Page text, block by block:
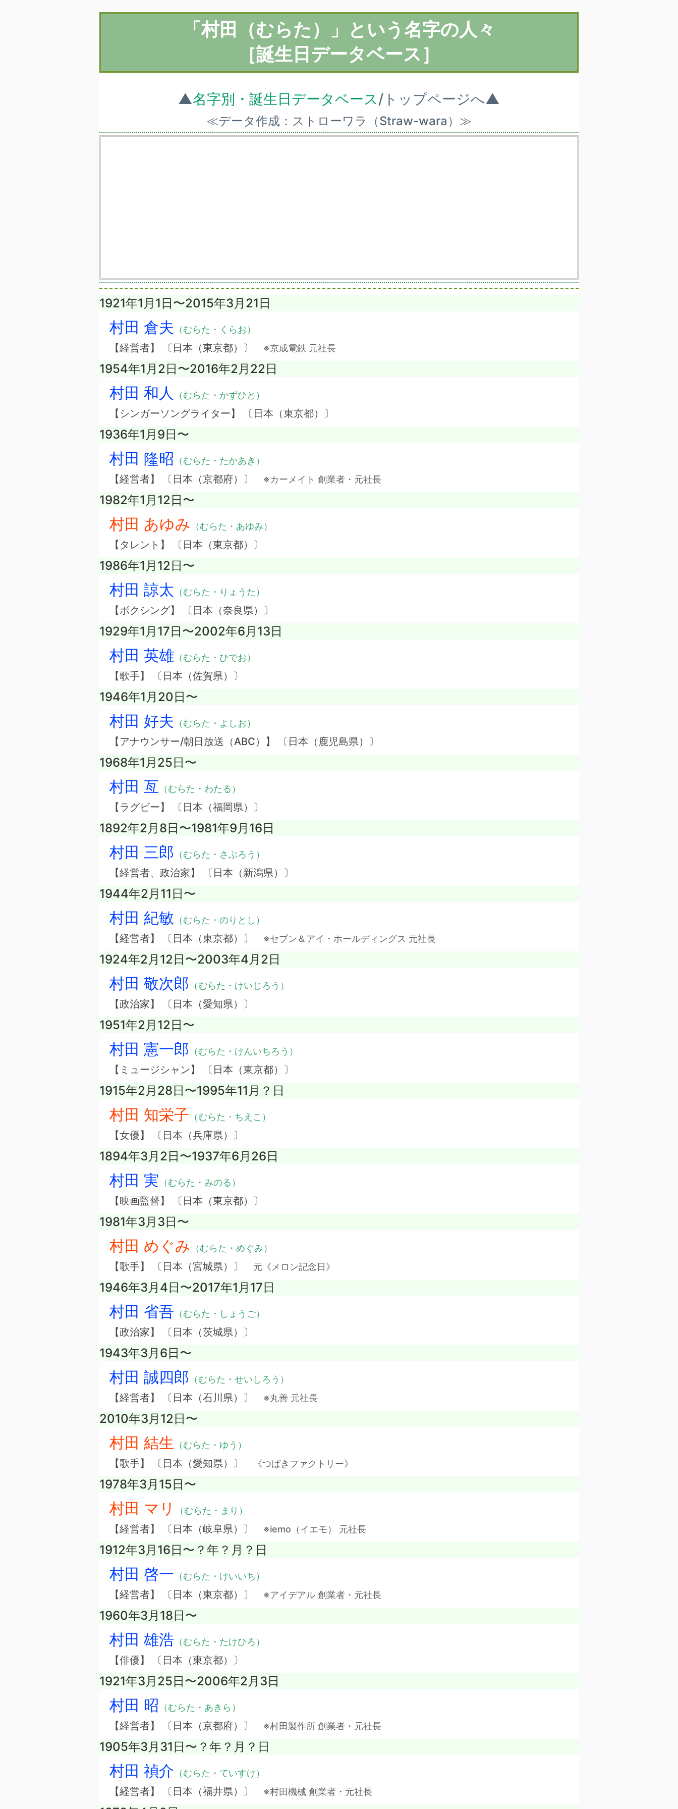
「村田（むらた）」という名字の人々
［誕生日データベース］
▲名字別・誕生日データベース/トップページへ▲
≪データ作成：ストローワラ（Straw-wara）≫
1921年1月1日〜2015年3月21日
村田 倉夫 （むらた・くらお）
【経営者】 〔日本（東京都）〕 ※京成電鉄 元社長
1954年1月2日〜2016年2月22日
村田 和人 （むらた・かずひと）
【シンガーソングライター】 〔日本（東京都）〕
1936年1月9日〜
村田 隆昭 （むらた・たかあき）
【経営者】 〔日本（京都府）〕 ※カーメイト 創業者・元社長
1982年1月12日〜
村田 あゆみ （むらた・あゆみ）
【タレント】 〔日本（東京都）〕
1986年1月12日〜
村田 諒太 （むらた・りょうた）
【ボクシング】 〔日本（奈良県）〕
1929年1月17日〜2002年6月13日
村田 英雄 （むらた・ひでお）
【歌手】 〔日本（佐賀県）〕
1946年1月20日〜
村田 好夫 （むらた・よしお）
【アナウンサー/朝日放送（ABC）】 〔日本（鹿児島県）〕
1968年1月25日〜
村田 亙 （むらた・わたる）
【ラグビー】 〔日本（福岡県）〕
1892年2月8日〜1981年9月16日
村田 三郎 （むらた・さぶろう）
【経営者、政治家】 〔日本（新潟県）〕
1944年2月11日〜
村田 紀敏 （むらた・のりとし）
【経営者】 〔日本（東京都）〕 ※セブン＆アイ・ホールディングス 元社長
1924年2月12日〜2003年4月2日
村田 敬次郎 （むらた・けいじろう）
【政治家】 〔日本（愛知県）〕
1951年2月12日〜
村田 憲一郎 （むらた・けんいちろう）
【ミュージシャン】 〔日本（東京都）〕
1915年2月28日〜1995年11月？日
村田 知栄子 （むらた・ちえこ）
【女優】 〔日本（兵庫県）〕
1894年3月2日〜1937年6月26日
村田 実 （むらた・みのる）
【映画監督】 〔日本（東京都）〕
1981年3月3日〜
村田 めぐみ （むらた・めぐみ）
【歌手】 〔日本（宮城県）〕 元《メロン記念日》
1946年3月4日〜2017年1月17日
村田 省吾 （むらた・しょうご）
【政治家】 〔日本（茨城県）〕
1943年3月6日〜
村田 誠四郎 （むらた・せいしろう）
【経営者】 〔日本（石川県）〕 ※丸善 元社長
2010年3月12日〜
村田 結生 （むらた・ゆう）
【歌手】 〔日本（愛知県）〕 《つばきファクトリー》
1978年3月15日〜
村田 マリ （むらた・まり）
【経営者】 〔日本（岐阜県）〕 ※iemo（イエモ） 元社長
1912年3月16日〜？年？月？日
村田 啓一 （むらた・けいいち）
【経営者】 〔日本（東京都）〕 ※アイデアル 創業者・元社長
1960年3月18日〜
村田 雄浩 （むらた・たけひろ）
【俳優】 〔日本（東京都）〕
1921年3月25日〜2006年2月3日
村田 昭 （むらた・あきら）
【経営者】 〔日本（京都府）〕 ※村田製作所 創業者・元社長
1905年3月31日〜？年？月？日
村田 禎介 （むらた・ていすけ）
【経営者】 〔日本（福井県）〕 ※村田機械 創業者・元社長